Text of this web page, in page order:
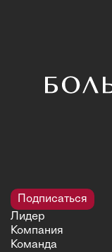
Подписаться
Лидер
Компания
Команда